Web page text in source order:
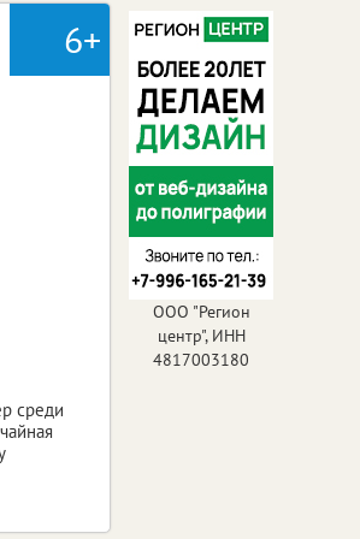
6+
среди
ООО "Регион
центр", ИНН
4817003180